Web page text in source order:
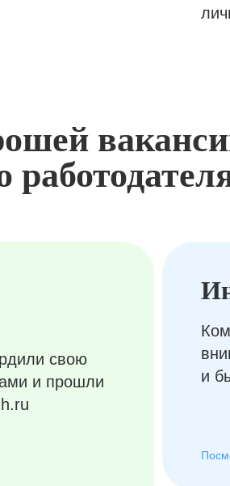
свою
и прошли
и